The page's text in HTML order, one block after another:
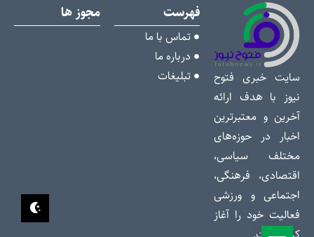
سایت خبری فتوح
نیوز با هدف ارائه
آخرین و معتبرترین
اخبار در حوزه‌های
مختلف سیاسی،
اقتصادی، فرهنگی،
اجتماعی و ورزشی
فعالیت خود را آغاز
فهرست
تماس با ما
درباره ما
تبلیغات
مجوز ها